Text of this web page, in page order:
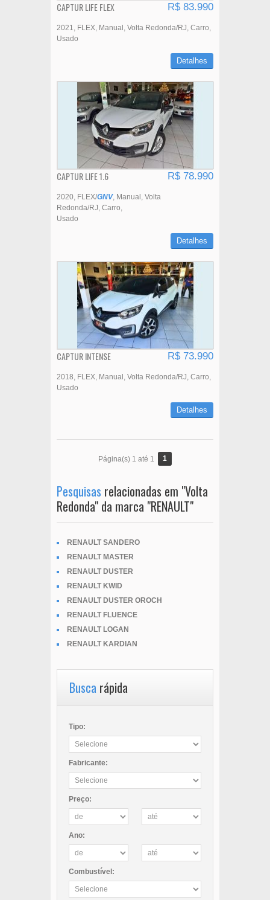
CAPTUR LIFE FLEX R$ 83.990
2021 FLEX Manual Volta Redonda/RJ Carro
Usado
Detalhes
CAPTUR LIFE 1.6 R$ 78.990
2020 FLEX/GNV Manual
Volta
Redonda/RJ Carro
Usado
Detalhes
CAPTUR INTENSE R$ 73.990
2018 FLEX Manual Volta Redonda/RJ Carro
Usado
Detalhes
Página(s) 1 até 1 1
Pesquisas relacionadas em "Volta
Redonda" da marca "RENAULT"
RENAULT SANDERO
RENAULT MASTER
RENAULT DUSTER
RENAULT KWID
RENAULT DUSTER OROCH
RENAULT FLUENCE
RENAULT LOGAN
RENAULT KARDIAN
Busca rápida
Tipo:
Fabricante:
Preço:
Ano:
Combustível: